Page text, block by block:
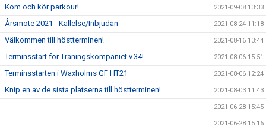
Kom och kör parkour! 2021-09-08 13:33
Årsmöte 2021 - Kallelse/Inbjudan 2021-08-24 11:18
Välkommen till höstterminen! 2021-08-16 13:44
Terminsstart för Träningskompaniet v.34! 2021-08-06 15:51
Terminsstarten i Waxholms GF HT21 2021-08-06 12:24
Knip en av de sista platserna till höstterminen! 2021-08-03 11:43
2021-06-28 15:45
2021-06-28 15:16